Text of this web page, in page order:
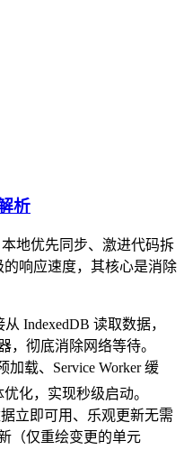
析
地优先同步、激进代码拆
响应速度，其核心是消除
IndexedDB 读取数据，
，彻底消除网络等待。
加载、Service Worker 缓
化，实现秒级启动。
立即可用、乐观更新无需
（仅重绘变更的单元